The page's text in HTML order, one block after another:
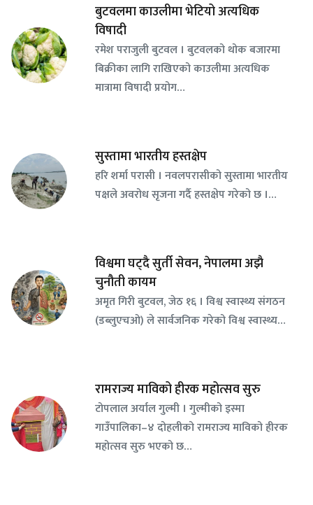
बुटवलमा काउलीमा भेटियो अत्यधिक
विषादी
रमेश पराजुली बुटवल । बुटवलको थोक बजारमा
बिक्रीका लागि राखिएको काउलीमा अत्यधिक
मात्रामा विषादी प्रयोग…
सुस्तामा भारतीय हस्तक्षेप
हरि शर्मा परासी । नवलपरासीको सुस्तामा भारतीय
पक्षले अवरोध सृजना गर्दै हस्तक्षेप गरेको छ ।…
विश्वमा घट्दै सुर्ती सेवन, नेपालमा अझै
चुनौती कायम
अमृत गिरी बुटवल, जेठ १६ । विश्व स्वास्थ्य संगठन
(डब्लुएचओ) ले सार्वजनिक गरेको विश्व स्वास्थ्य…
रामराज्य माविको हीरक महोत्सव सुरु
टोपलाल अर्याल गुल्मी । गुल्मीको इस्मा
गाउँपालिका–४ दोहलीको रामराज्य माविको हीरक
महोत्सव सुरु भएको छ…